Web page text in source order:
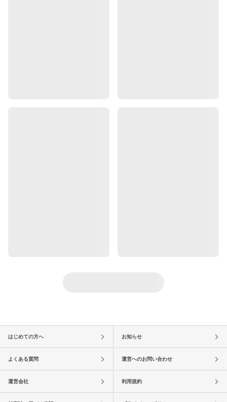
はじめての方へ お知らせ
よくある質問 運営へのお問い合わせ
運営会社 利用規約